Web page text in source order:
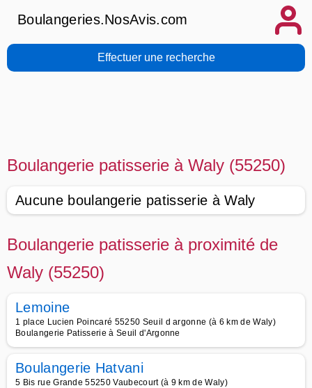
Boulangeries.NosAvis.com
Effectuer une recherche
Boulangerie patisserie à Waly (55250)
Aucune boulangerie patisserie à Waly
Boulangerie patisserie à proximité de
Waly (55250)
Lemoine
1 place Lucien Poincaré 55250 Seuil d argonne (à 6 km de Waly)
Boulangerie Patisserie à Seuil d'Argonne
Boulangerie Hatvani
5 Bis rue Grande 55250 Vaubecourt (à 9 km de Waly)